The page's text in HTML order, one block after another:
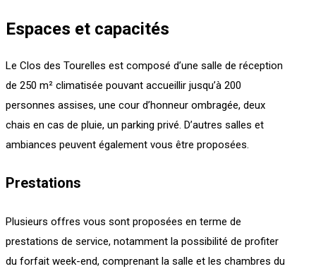
Espaces et capacités
Le Clos des Tourelles est composé d’une salle de réception
de 250 m² climatisée pouvant accueillir jusqu’à 200
personnes assises, une cour d’honneur ombragée, deux
chais en cas de pluie, un parking privé. D’autres salles et
ambiances peuvent également vous être proposées.
Prestations
Plusieurs offres vous sont proposées en terme de
prestations de service, notamment la possibilité de profiter
du forfait week-end, comprenant la salle et les chambres du